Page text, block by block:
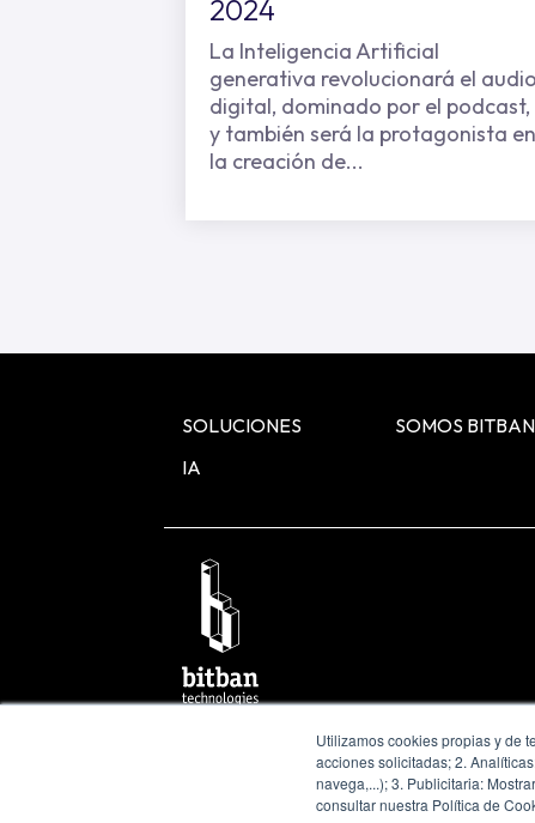
Utilizamos cookies propias y de
acciones solicitadas; 2.
navega,...); 3. Publicitaria:
consultar nuestra Política de
2024
La Inteligencia Artificial
generativa revolucionará el audio
digital, dominado por el podcast,
y también será la protagonista en
la creación de...
SOLUCIONES
IA
SOMOS BITBAN
Política de privacidad y aviso legal
Política
Política de seguridad de la información
© 2026 © Bitban Technologies, S.L.